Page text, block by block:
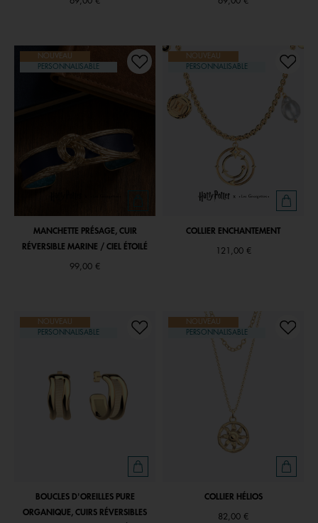
NOUVEAU
PERSONNALISABLE
MANCHETTE PRÉSAGE, CUIR
RÉVERSIBLE MARINE / CIEL ÉTOILÉ
99,00 €
NOUVEAU
PERSONNALISABLE
COLLIER ENCHANTEMENT
121,00 €
NOUVEAU
PERSONNALISABLE
BOUCLES D'OREILLES PURE
ORGANIQUE, CUIRS RÉVERSIBLES
NOUVEAU
PERSONNALISABLE
COLLIER HÉLIOS
82,00 €